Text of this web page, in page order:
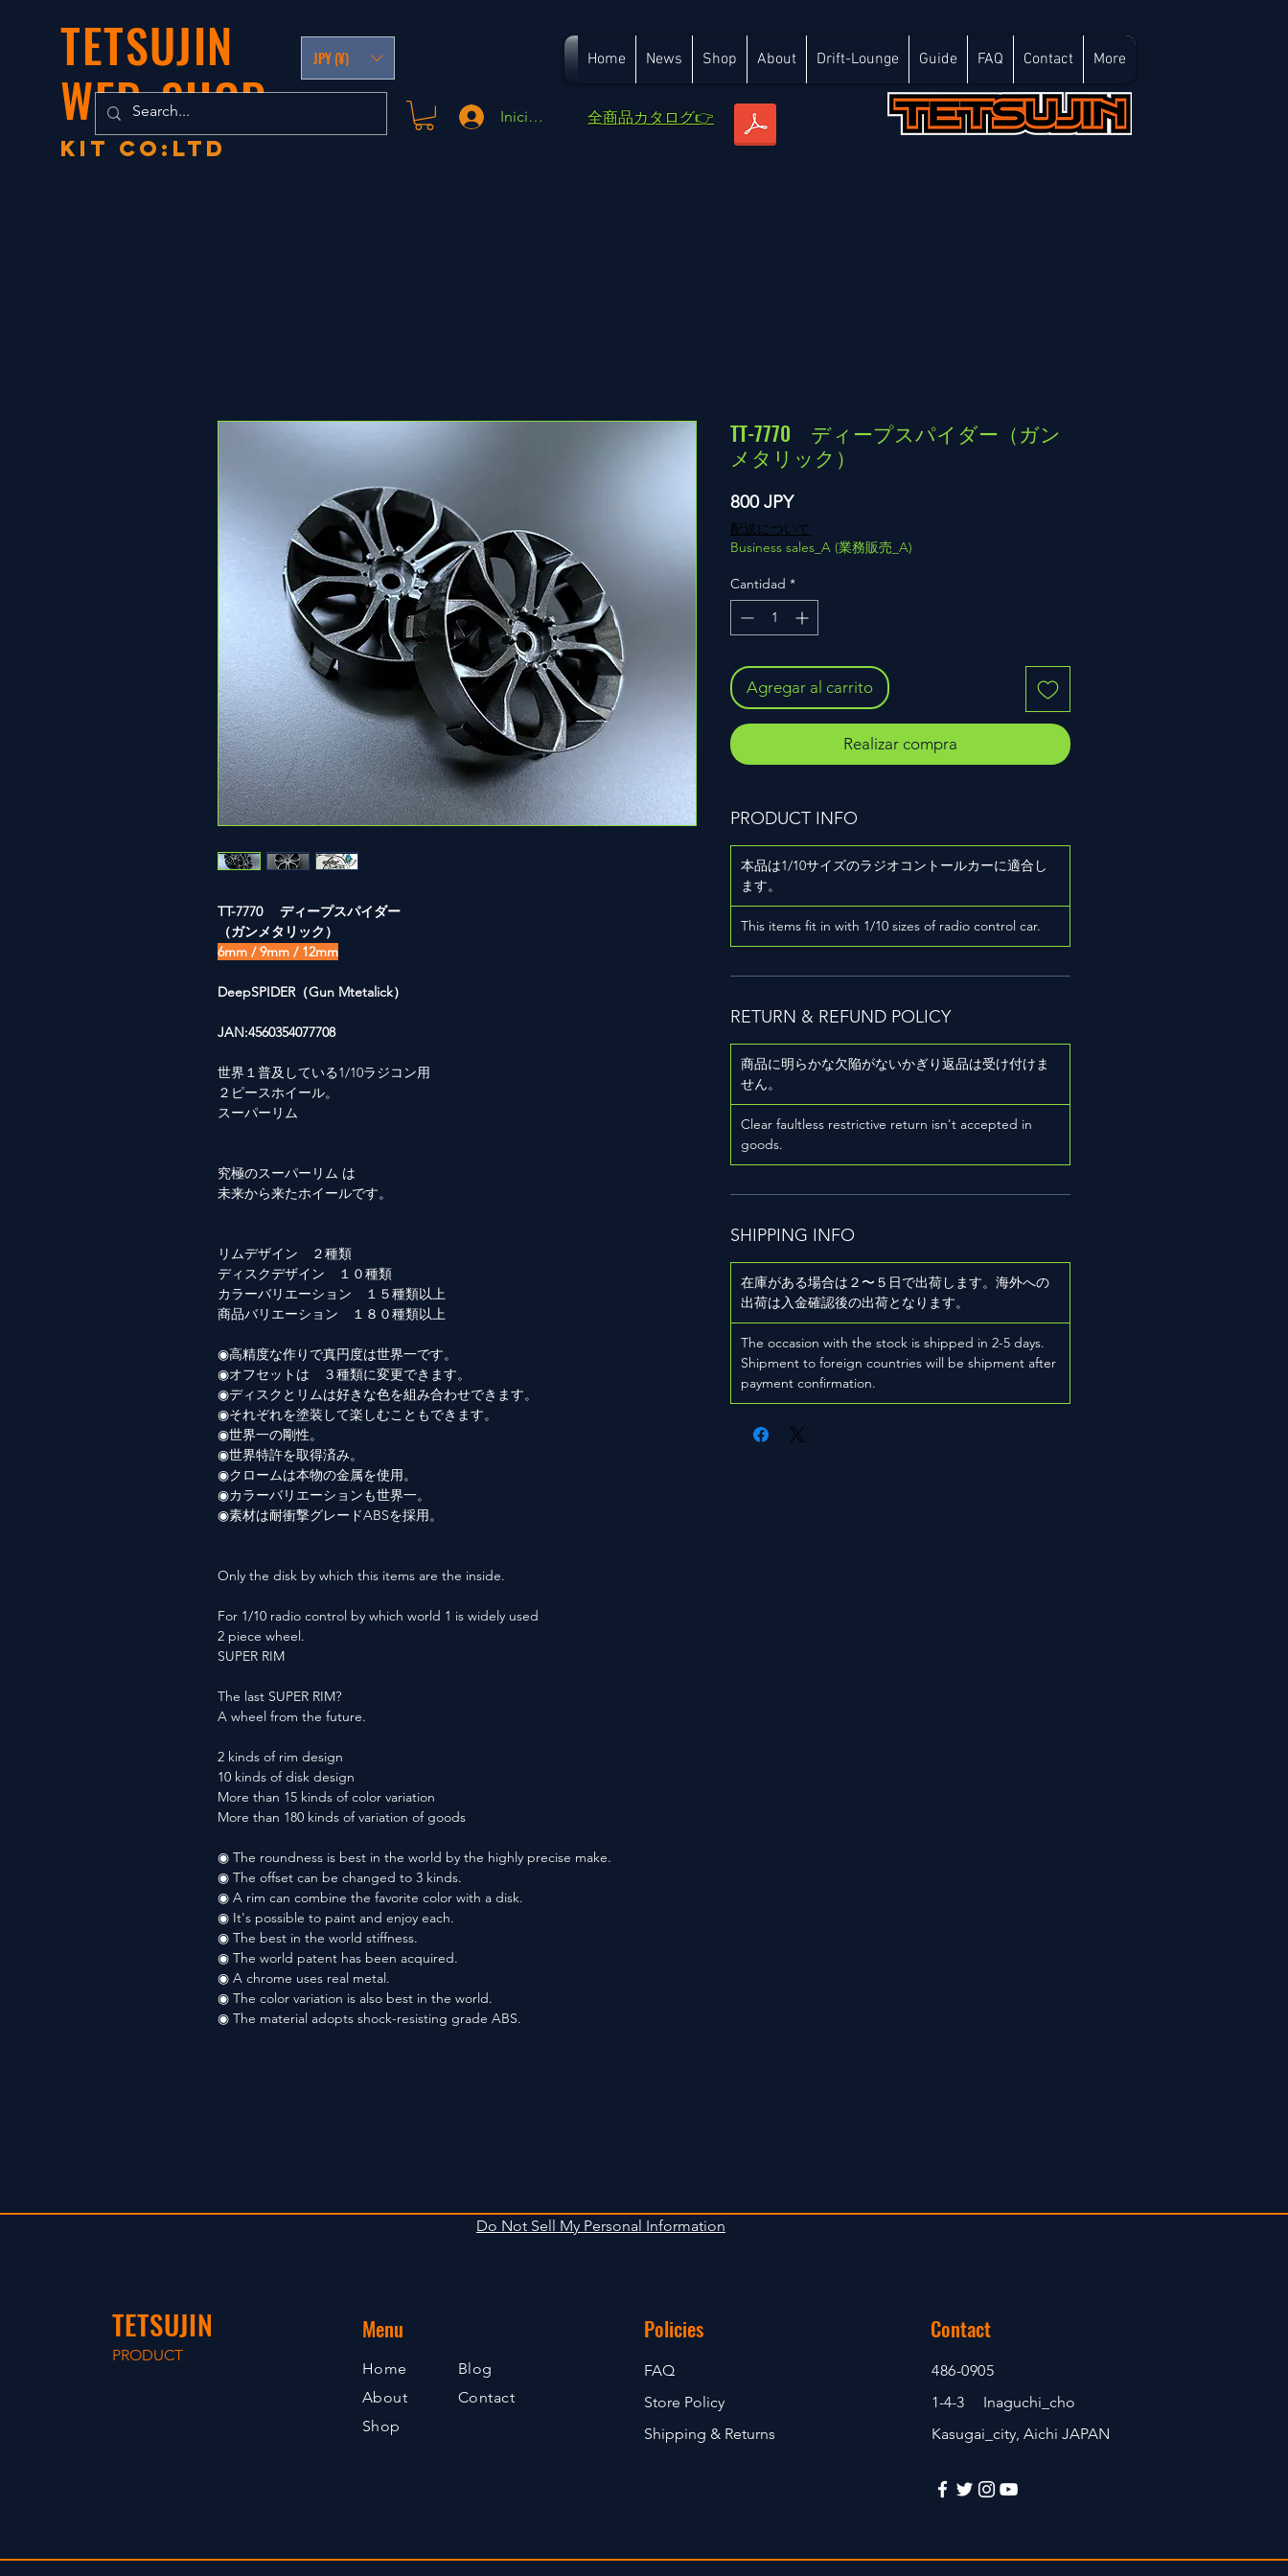
TETSUJIN
WEB-SHOP
KIT co:LTD
JPY (¥) Home News Shop About Drift-Lounge Guide FAQ Contact More
Iniciar sesión​全商品カタログ👉
TT-7770 ディープスパイダー
（ガンメタリック）
6mm / 9mm / 12mm
DeepSPIDER（Gun Mtetalick）
JAN:4560354077708
世界１普及している1/10ラジコン用
２ピースホイール。
スーパーリム
究極のスーパーリム は
未来から来たホイールです。
リムデザイン ２種類
ディスクデザイン １０種類
カラーバリエーション １５種類以上
商品バリエーション １８０種類以上
◉高精度な作りで真円度は世界一です。
◉オフセットは ３種類に変更できます。
◉ディスクとリムは好きな色を組み合わせできます。
◉それぞれを塗装して楽しむこともできます。
◉世界一の剛性。
◉世界特許を取得済み。
◉クロームは本物の金属を使用。
◉カラーバリエーションも世界一。
◉素材は耐衝撃グレードABSを採用。
Only the disk by which this items are the inside.
For 1/10 radio control by which world 1 is widely used
2 piece wheel.
SUPER RIM
The last SUPER RIM?
A wheel from the future.
2 kinds of rim design
10 kinds of disk design
More than 15 kinds of color variation
More than 180 kinds of variation of goods
◉ The roundness is best in the world by the highly precise make.
◉ The offset can be changed to 3 kinds.
◉ A rim can combine the favorite color with a disk.
◉ It's possible to paint and enjoy each.
◉ The best in the world stiffness.
◉ The world patent has been acquired.
◉ A chrome uses real metal.
◉ The color variation is also best in the world.
◉ The material adopts shock-resisting grade ABS.
TT-7770 ディープスパイダー（ガン
メタリック）
800 JPYPrecio
配送について
Business sales_A (業務販売_A)
Cantidad *
Agregar al carrito
Realizar compra
PRODUCT INFO
本品は1/10サイズのラジオコントールカーに適合し
ます。
This items fit in with 1/10 sizes of radio control car.
RETURN & REFUND POLICY
商品に明らかな欠陥がないかぎり返品は受け付けま
せん。
Clear faultless restrictive return isn't accepted in
goods.
SHIPPING INFO
在庫がある場合は２〜５日で出荷します。海外への
出荷は入金確認後の出荷となります。
The occasion with the stock is shipped in 2-5 days.
Shipment to foreign countries will be shipment after
payment confirmation.
TETSUJIN
PRODUCT
Menu
Home
About
Shop
Blog
Contact
Policies
FAQ
Store Policy
Shipping & Returns
Contact
486-0905
1-4-3 Inaguchi_cho
Kasugai_city, Aichi JAPAN
Do Not Sell My Personal Information